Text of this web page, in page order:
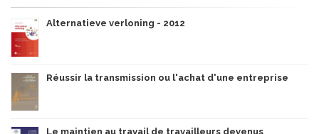
Alternatieve verloning - 2012
Réussir la transmission ou l'achat d'une entreprise
Le maintien au travail de travailleurs devenus